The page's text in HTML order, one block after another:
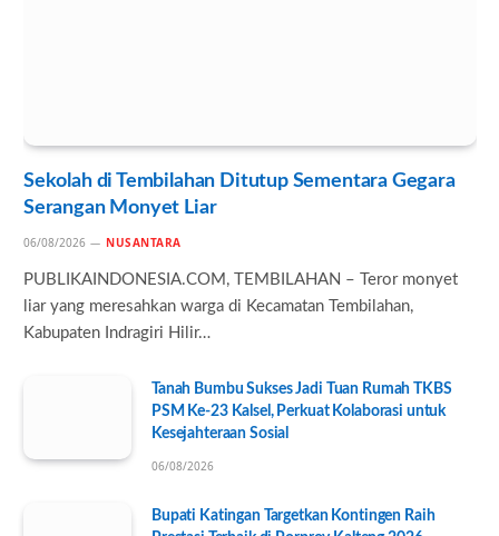
Sekolah di Tembilahan Ditutup Sementara Gegara
Serangan Monyet Liar
06/08/2026 NUSANTARA
PUBLIKAINDONESIA.COM, TEMBILAHAN – Teror monyet
liar yang meresahkan warga di Kecamatan Tembilahan,
Kabupaten Indragiri Hilir…
Tanah Bumbu Sukses Jadi Tuan Rumah TKBS
PSM Ke-23 Kalsel, Perkuat Kolaborasi untuk
Kesejahteraan Sosial
06/08/2026
Bupati Katingan Targetkan Kontingen Raih